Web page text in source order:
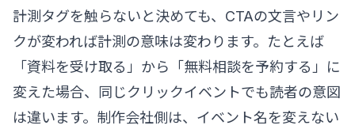
計測タグを触らないと決めても、CTAの文言やリン
クが変われば計測の意味は変わります。たとえば
「資料を受け取る」から「無料相談を予約する」に
変えた場合、同じクリックイベントでも読者の意図
は違います。制作会社側は、イベント名を変えない